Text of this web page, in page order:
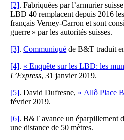
[2]. Fabriquées par l’armurier
LBD 40 remplacent depuis 2016
français Verney-Carron et sont
guerre » par les autorités suisses.
[3].Communiqué de B&T traduit
[4]. « Enquête sur les LBD: les
L’Express, 31 janvier 2019.
[5]. David Dufresne, « Allô Place
février 2019.
[6]. B&T avance un éparpillement
une distance de 50 mètres.